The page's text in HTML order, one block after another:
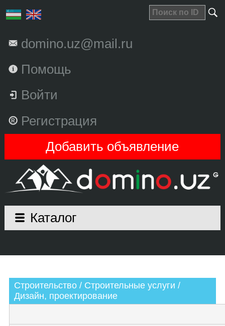
domino.uz@mail.ru
Помощь
Войти
Регистрация
Добавить объявление
Каталог
Строительство / Строительные услуги /
Дизайн, проектирование